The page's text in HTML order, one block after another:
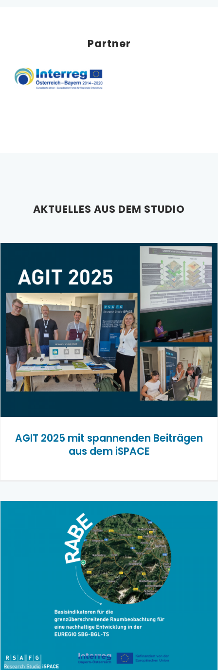
Partner
AKTUELLES AUS DEM STUDIO
AGIT 2025 mit spannenden Beiträgen
aus dem iSPACE